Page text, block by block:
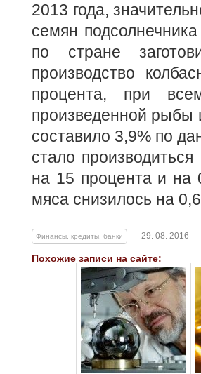
2013 года,
семян
по стране
производство
процента, при
произведенной рыбы
составило 3,9% по
стало
на 15 процента и на
мяса снизилось на
Финансы, кредиты, банки — 29. 08. 2016
Похожие записи на сайте: